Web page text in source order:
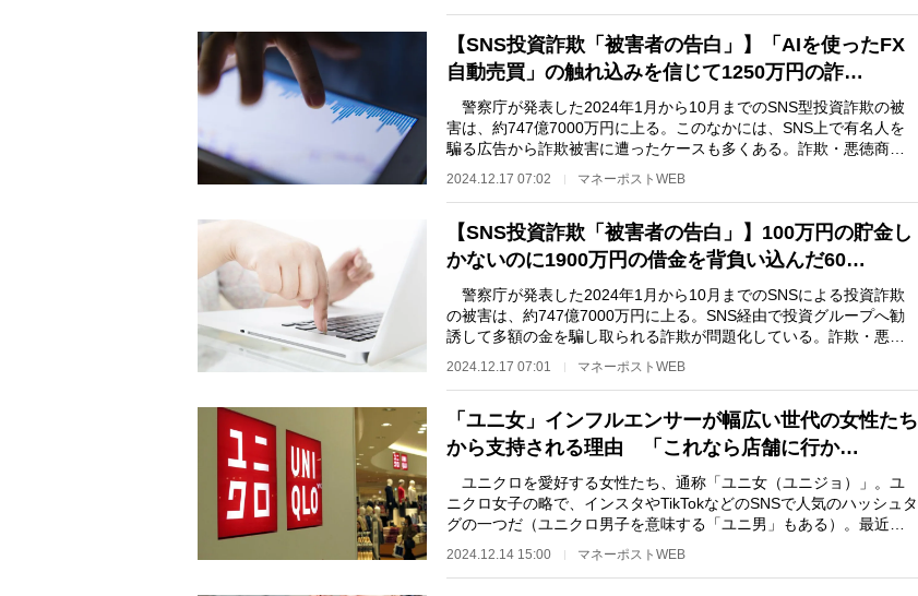
【SNS投資詐欺「被害者の告白」】「AIを使ったFX
自動売買」の触れ込みを信じて1250万円の詐…
警察庁が発表した2024年1月から10月までのSNS型投資詐欺の被
害は、約747億7000万円に上る。このなかには、SNS上で有名人を
騙る広告から詐欺被害に遭ったケースも多くある。詐欺・悪徳商法
に詳しいジャーナリスト…
2024.12.17 07:02 マネーポストWEB
【SNS投資詐欺「被害者の告白」】100万円の貯金し
かないのに1900万円の借金を背負い込んだ60…
警察庁が発表した2024年1月から10月までのSNSによる投資詐欺
の被害は、約747億7000万円に上る。SNS経由で投資グループへ勧
誘して多額の金を騙し取られる詐欺が問題化している。詐欺・悪徳
商法に詳しいジャーナリ…
2024.12.17 07:01 マネーポストWEB
「ユニ女」インフルエンサーが幅広い世代の女性たち
から支持される理由 「これなら店舗に行か…
ユニクロを愛好する女性たち、通称「ユニ女（ユニジョ）」。ユ
ニクロ女子の略で、インスタやTikTokなどのSNSで人気のハッシュタ
グの一つだ（ユニクロ男子を意味する「ユニ男」もある）。最近で
2024.12.14 15:00 マネーポストWEB